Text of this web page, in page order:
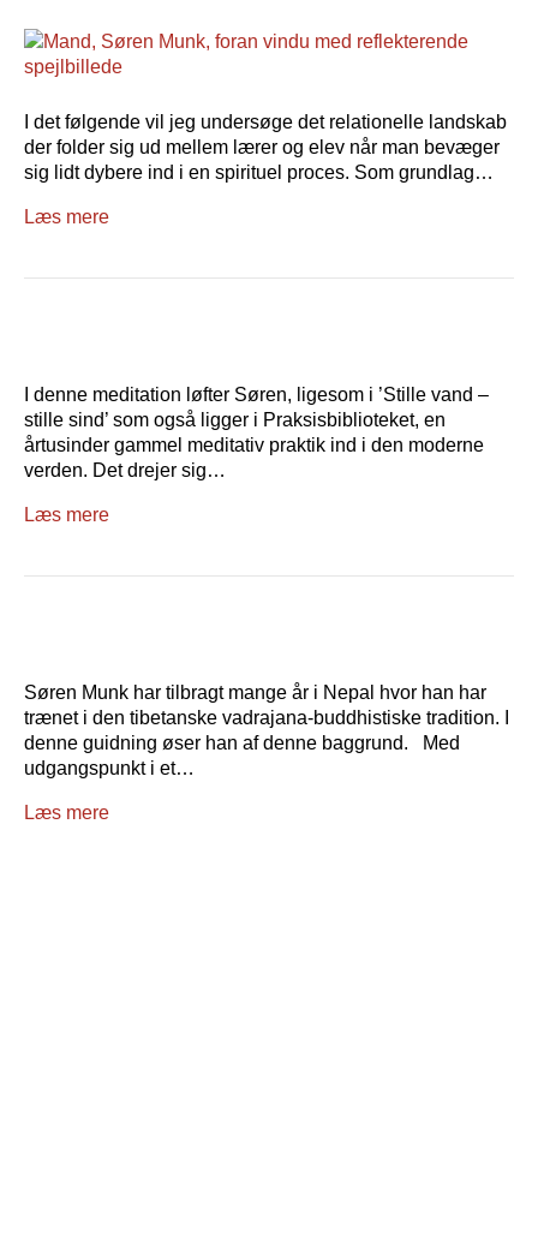
I det følgende vil jeg undersøge det relationelle landskab
der folder sig ud mellem lærer og elev når man bevæger
sig lidt dybere ind i en spirituel proces. Som grundlag…
Læs mere
I denne meditation løfter Søren, ligesom i ’Stille vand –
stille sind’ som også ligger i Praksisbiblioteket, en
årtusinder gammel meditativ praktik ind i den moderne
verden. Det drejer sig…
Læs mere
Søren Munk har tilbragt mange år i Nepal hvor han har
trænet i den tibetanske vadrajana-buddhistiske tradition. I
denne guidning øser han af denne baggrund. Med
udgangspunkt i et…
Læs mere